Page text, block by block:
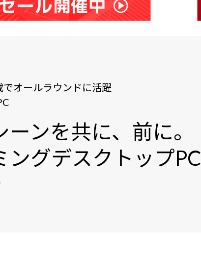
オールラウンドに活躍
ンを共に、前に。
ングデスクトップPC